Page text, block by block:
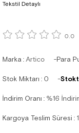
Tekstil Detaylı
0.0
Marka : Artico Para
Stok Miktarı : 0
İndirim Oranı : %16
Kargoya Teslim Süresi :